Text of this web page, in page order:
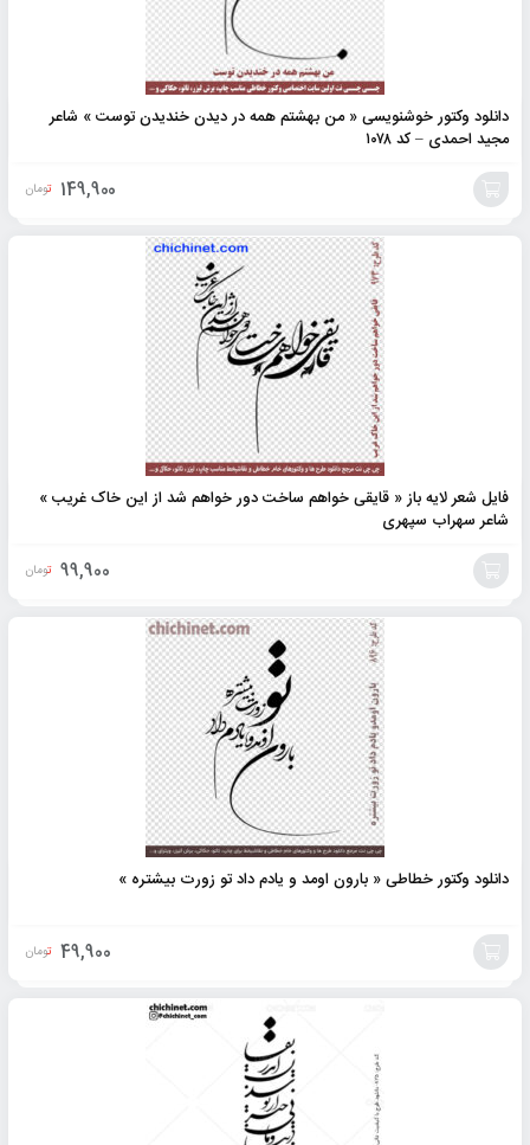
دانلود وکتور خوشنویسی « من بهشتم همه در دیدن خندیدن توست » شاعر
مجید احمدی – کد ۱۰۷۸
149,900 تومان
فایل شعر لایه باز « قایقی خواهم ساخت دور خواهم شد از این خاک غریب »
شاعر سهراب سپهری
99,900 تومان
دانلود وکتور خطاطی « بارون اومد و یادم داد تو زورت بیشتره »
49,900 تومان